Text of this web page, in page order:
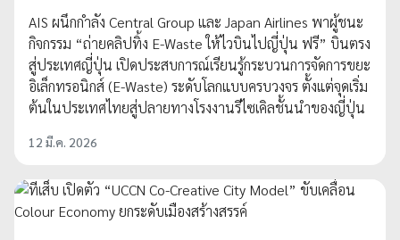
AIS ผนึกกำลัง Central Group และ Japan Airlines พาผู้ชนะ
กิจกรรม “ถ่ายคลิปทิ้ง E-Waste ให้ไวบินไปญี่ปุ่น ฟรี” บินตรง
สู่ประเทศญี่ปุ่น เปิดประสบการณ์เรียนรู้กระบวนการจัดการขยะ
อิเล็กทรอนิกส์ (E-Waste) ระดับโลกแบบครบวงจร ตั้งแต่จุดเริ่ม
ต้นในประเทศไทยสู่ปลายทางโรงงานรีไซเคิลชั้นนำของญี่ปุ่น
12 มี.ค. 2026